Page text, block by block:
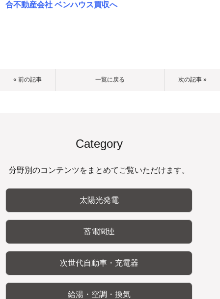
合不動産会社 ベンハウス買収へ
« 前の記事 一覧に戻る 次の記事 »
Category
分野別のコンテンツをまとめてご覧いただけます。
太陽光発電
蓄電関連
次世代自動車・充電器
給湯・空調・換気